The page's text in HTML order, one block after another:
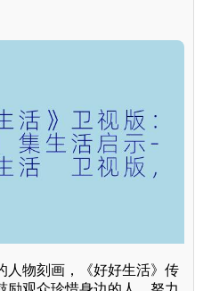
人物刻画，《好好生活》传